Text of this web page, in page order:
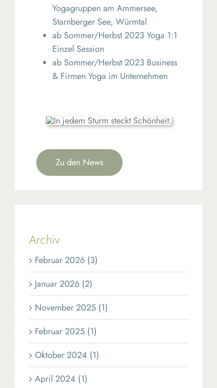
Yogagruppen am Ammersee,
Starnberger See, Würmtal
ab Sommer/Herbst 2023 Yoga 1:1
Einzel Session
ab Sommer/Herbst 2023 Business
& Firmen Yoga im Unternehmen
Zu den News
Archiv
Februar 2026 (3)
Januar 2026 (2)
November 2025 (1)
Februar 2025 (1)
Oktober 2024 (1)
April 2024 (1)